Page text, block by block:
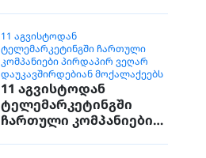
საერთოდ გაქრა
თურანული ვეფხვი
11 ᲐᲒᲕᲘᲡᲢᲝᲓᲐᲜ
ᲢᲔᲚᲔᲛᲐᲠᲙᲔᲢᲘᲜᲒᲨᲘ ᲩᲐᲠᲗᲣᲚᲘ
ᲙᲝᲛᲞᲐᲜᲘᲔᲑᲘ ᲞᲘᲠᲓᲐᲞᲘᲠ ᲕᲔᲦᲐᲠ
ᲓᲐᲣᲙᲐᲕᲨᲘᲠᲓᲔᲑᲘᲐᲜ ᲛᲝᲥᲐᲚᲐᲥᲔᲔᲑᲡ
11 აგვისტოდან
ტელემარკეტინგში
ჩართული კომპანიები